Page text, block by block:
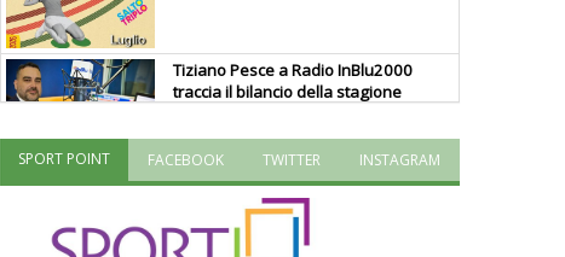
Tiziano Pesce a Radio InBlu2000
traccia il bilancio della stagione
valorizzi le nostre specificità"
SPORT POINT FACEBOOK TWITTER INSTAGRAM